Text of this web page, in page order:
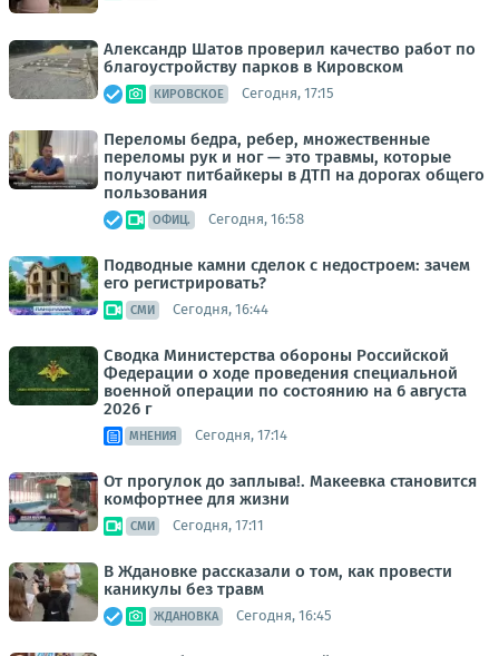
Александр Шатов проверил качество работ по
благоустройству парков в Кировском
КИРОВСКОЕ Сегодня, 17:15
Переломы бедра, ребер, множественные
переломы рук и ног — это травмы, которые
получают питбайкеры в ДТП на дорогах общего
пользования
ОФИЦ. Сегодня, 16:58
Подводные камни сделок с недостроем: зачем
его регистрировать?
СМИ Сегодня, 16:44
Сводка Министерства обороны Российской
Федерации о ходе проведения специальной
военной операции по состоянию на 6 августа
2026 г
МНЕНИЯ Сегодня, 17:14
От прогулок до заплыва!. Макеевка становится
комфортнее для жизни
СМИ Сегодня, 17:11
В Ждановке рассказали о том, как провести
каникулы без травм
ЖДАНОВКА Сегодня, 16:45